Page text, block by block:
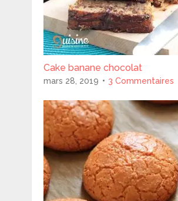
Cake banane chocolat
mars 28, 2019 3 Commentaires